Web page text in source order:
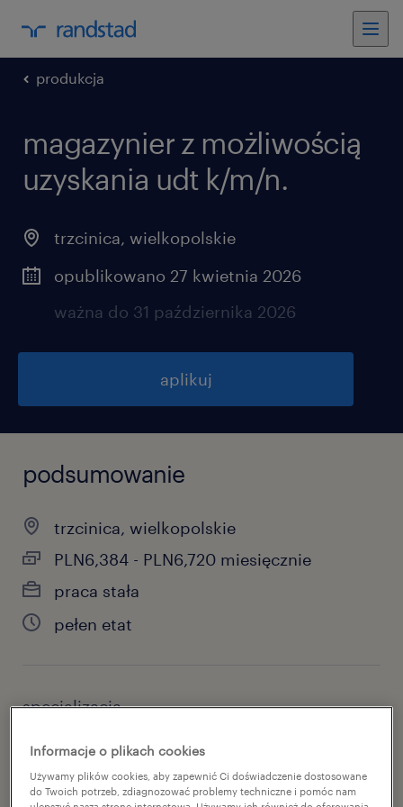
produkcja
magazynier z możliwością
uzyskania udt k/m/n.
trzcinica, wielkopolskie
opublikowano 27 kwietnia 2026
ważna do 31 października 2026
aplikuj
podsumowanie
trzcinica, wielkopolskie
PLN6,384 - PLN6,720 miesięcznie
praca stała
pełen etat
specjalizacja
reference number
Informacje o plikach cookies
Używamy plików cookies, aby zapewnić Ci doświadczenie dostosowane
do Twoich potrzeb, zdiagnozować problemy techniczne i pomóc nam